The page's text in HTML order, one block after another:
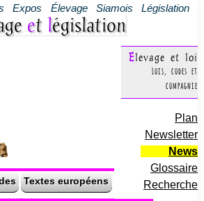
Expos Élevage Siamois Législation
et législation
Elevage et loi
Lois, codes et
compagnie
Plan
Newsletter
News
Glossaire
Recherche
Textes européens